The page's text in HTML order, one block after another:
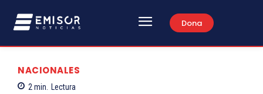
Dona
NACIONALES
2 min. Lectura